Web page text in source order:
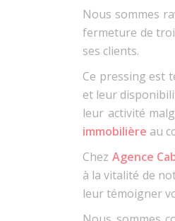
Nous sommes
fermeture de
ses clients.
Ce pressing est
et leur
leur activité
immobilière au
Chez Agence
à la vitalité de
leur témoigner